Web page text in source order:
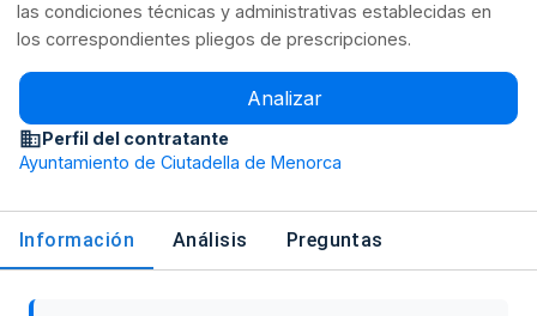
las condiciones técnicas y administrativas establecidas en
los correspondientes pliegos de prescripciones.
Analizar
Perfil del contratante
Ayuntamiento de Ciutadella de Menorca
Información Análisis Preguntas